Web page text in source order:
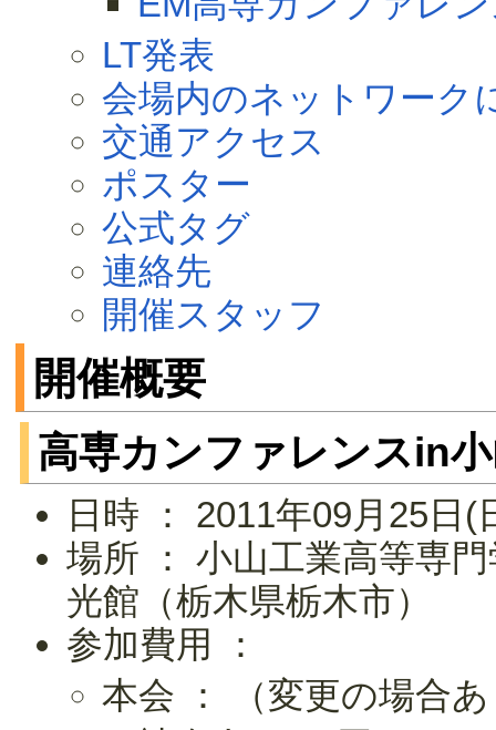
LT発表
会場内のネットワーク
交通アクセス
ポスター
公式タグ
連絡先
開催スタッフ
開催概要
高専カンファレンスin
日時 ： 2011年09月25日(
場所 ： 小山工業高等専
光館（栃木県栃木市）
参加費用 ：
本会 ： （変更の場合